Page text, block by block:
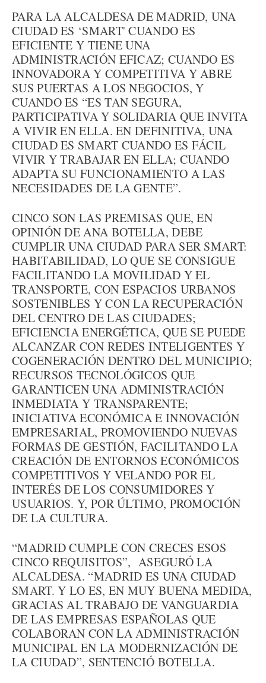
PARA LA ALCALDESA DE MADRID, UNA
CIUDAD ES ‘SMART' CUANDO ES
EFICIENTE Y TIENE UNA
ADMINISTRACIÓN EFICAZ; CUANDO ES
INNOVADORA Y COMPETITIVA Y ABRE
SUS PUERTAS A LOS NEGOCIOS, Y
CUANDO ES “ES TAN SEGURA,
PARTICIPATIVA Y SOLIDARIA QUE INVITA
A VIVIR EN ELLA. EN DEFINITIVA, UNA
CIUDAD ES SMART CUANDO ES FÁCIL
VIVIR Y TRABAJAR EN ELLA; CUANDO
ADAPTA SU FUNCIONAMIENTO A LAS
NECESIDADES DE LA GENTE”.
CINCO SON LAS PREMISAS QUE, EN
OPINIÓN DE ANA BOTELLA, DEBE
CUMPLIR UNA CIUDAD PARA SER SMART:
HABITABILIDAD, LO QUE SE CONSIGUE
FACILITANDO LA MOVILIDAD Y EL
TRANSPORTE, CON ESPACIOS URBANOS
SOSTENIBLES Y CON LA RECUPERACIÓN
DEL CENTRO DE LAS CIUDADES;
EFICIENCIA ENERGÉTICA, QUE SE PUEDE
ALCANZAR CON REDES INTELIGENTES Y
COGENERACIÓN DENTRO DEL MUNICIPIO;
RECURSOS TECNOLÓGICOS QUE
GARANTICEN UNA ADMINISTRACIÓN
INMEDIATA Y TRANSPARENTE;
INICIATIVA ECONÓMICA E INNOVACIÓN
EMPRESARIAL, PROMOVIENDO NUEVAS
FORMAS DE GESTIÓN, FACILITANDO LA
CREACIÓN DE ENTORNOS ECONÓMICOS
COMPETITIVOS Y VELANDO POR EL
INTERÉS DE LOS CONSUMIDORES Y
USUARIOS. Y, POR ÚLTIMO, PROMOCIÓN
DE LA CULTURA.
“MADRID CUMPLE CON CRECES ESOS
CINCO REQUISITOS”, ASEGURÓ LA
ALCALDESA. “MADRID ES UNA CIUDAD
SMART. Y LO ES, EN MUY BUENA MEDIDA,
GRACIAS AL TRABAJO DE VANGUARDIA
DE LAS EMPRESAS ESPAÑOLAS QUE
COLABORAN CON LA ADMINISTRACIÓN
MUNICIPAL EN LA MODERNIZACIÓN DE
LA CIUDAD”, SENTENCIÓ BOTELLA.